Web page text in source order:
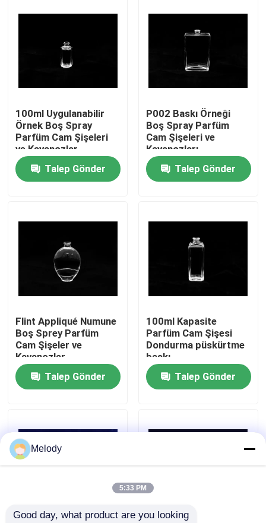
Evde
Bizim Hakkımızda
Kalite Kontrolü
Bizimle İletişim
Boş Cam Şişeler
Parfüm Cam Şişeler
100ml Uygulanabilir
Örnek Boş Spray
Parfüm Cam Şişeleri
ve Kavanozlar
Talep Gönder
P002 Baskı Örneği
Boş Spray Parfüm
Cam Şişeleri ve
Kavanozları
Talep Gönder
Flint Appliqué Numune
Boş Sprey Parfüm
Cam Şişeler ve
Kavanozlar
Talep Gönder
100ml Kapasite
Parfüm Cam Şişesi
Dondurma püskürtme
baskı
Talep Gönder
Melody
5:33 PM
Good day, what product are you looking